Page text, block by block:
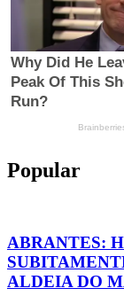
Popular
ABRANTES:
ALDEIA DO